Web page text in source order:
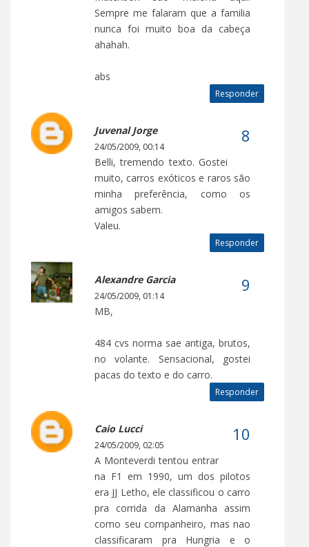
Sempre me falaram que a familia
nunca foi muito boa da cabeça
ahahah.
abs
Responder
Juvenal Jorge
24/05/2009, 00:14
Belli, tremendo texto. Gostei
muito, carros exóticos e raros são
minha preferência, como os
amigos sabem.
Valeu.
Responder
Alexandre Garcia
24/05/2009, 01:14
MB,
484 cvs norma sae antiga, brutos,
no volante. Sensacional, gostei
pacas do texto e do carro.
Responder
Caio Lucci
24/05/2009, 02:05
A Monteverdi tentou entrar
na F1 em 1990, um dos pilotos
era JJ Letho, ele classificou o carro
pra corrida da Alamanha assim
como seu companheiro, mas nao
classificaram pra Hungria e o